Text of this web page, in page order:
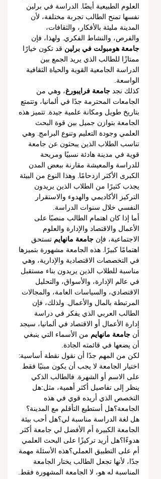
العلوم الطبيعية أيضًا. الدراسة في برلين
نفسها تمنح الطالب تجربة مختلفة، لأن
المدينة مليئة بالأفكار، والثقافات،
والفرص، والنشاط الفكري. ولهذا، فإن
جامعة هومبولت في برلين قد تكون خيارًا
ممتازًا للطالب الذي يريد الجمع بين
الدراسة الجامعية القوية والحياة الثقافية
الواسعة.
كذلك نجد جامعة فرايبورغ، وهي من
الجامعات المحترمة جدًا في ألمانيا، وتتمتع
بتاريخ طويل ومكانة علمية جيدة. تتميز هذه
الجامعة بتوازن جميل بين قوة البحث
العلمي وجودة التعليم وتنوع البرامج. وهي
تناسب الطلاب الذين يبحثون عن جامعة
قوية في مدينة هادئة نسبيًا ومريحة
للدراسة والمعيشة مقارنة ببعض المدن
الكبرى الأكثر ازدحامًا. وهذا النوع من البيئة
يجذب كثيرًا من الطلاب الذين يريدون
التركيز الأكاديمي والهدوء والاستقرار
النفسي خلال سنوات الدراسة.
أما إذا كان اهتمام الطالب منصبًا على
الأعمال والاقتصاد والإدارة والعلوم
الاجتماعية، فإن جامعة مانهايم تستحق
اهتمامًا كبيرًا. هذه الجامعة مشهورة بتميزها
في التخصصات الاقتصادية والإدارية، وهي
مناسبة للطلاب الذين يريدون بناء مستقبل
في عالم الإدارة، والأسواق، والتحليل
الاقتصادي، والسياسات العامة، والمجالات
المرتبطة بالمال والأعمال. ولذلك، فإن
الطالب العربي الذي يفكر في دراسة
إدارة الأعمال أو الاقتصاد في ألمانيا، سيجد
أن جامعة مانهايم من الأسماء التي ينبغي
أن يضعها في قائمته الجادة.
لكن من المهم جدًا أن نقول نقطة أساسية:
اختيار الجامعة لا يجب أن يكون مبنيًا فقط
على الاسم أو الشهرة. فالطالب الذكي
ينظر إلى تفاصيل أكثر أهمية، مثل:هل
التخصص الذي أريده قوي في هذه
الجامعة؟هل أستطيع التأقلم مع المدينة؟
هل لغة الدراسة مناسبة لي؟هل أحب بيئة
الجامعة الكبيرة أم الأفضل لي جامعة أكثر
هدوءًا؟هل أريد تركيزًا على البحث العلمي
أم على التطبيق العملي؟هذه الأسئلة مهمة
جدًا، لأنها تجعل الطالب يختار الجامعة
المناسبة له هو، لا الجامعة المشهورة فقط.